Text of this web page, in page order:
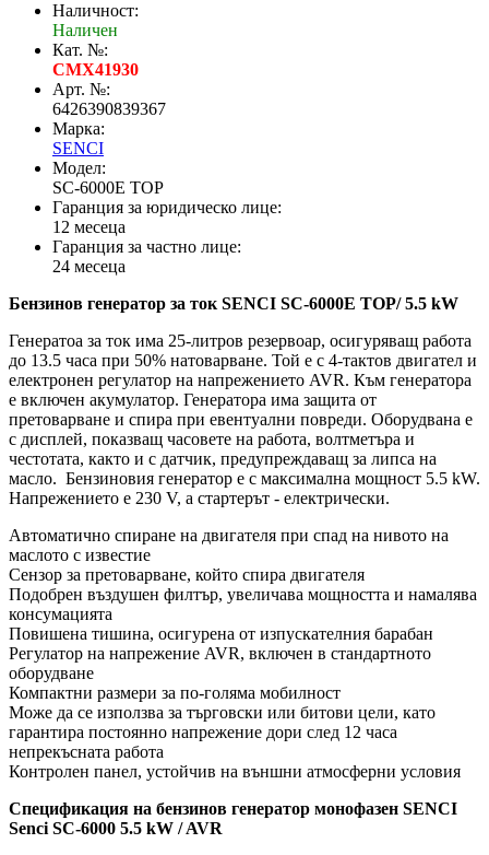
Наличност:
Наличен
Кат. №:
CMX41930
Арт. №:
6426390839367
Марка:
SENCI
Модел:
SC-6000E TOP
Гаранция за юридическо лице:
12 месеца
Гаранция за частно лице:
24 месеца
Бензинов генератор за ток SENCI SC-6000E TOP/ 5.5 kW
Генератоа за ток има 25-литров резервоар, осигуряващ работа
до 13.5 часа при 50% натоварване. Той е с 4-тактов двигател и
електронен регулатор на напрежението AVR. Към генератора
е включен акумулатор. Генератора има защита от
претоварване и спира при евентуални повреди. Оборудвана е
с дисплей, показващ часовете на работа, волтметъра и
честотата, както и с датчик, предупреждаващ за липса на
масло. Бензиновия генератор е с максимална мощност 5.5 kW.
Напрежението е 230 V, а стартерът - електрически.
Автоматично спиране на двигателя при спад на нивото на
маслото с известие
Сензор за претоварване, който спира двигателя
Подобрен въздушен филтър, увеличава мощността и намалява
консумацията
Повишена тишина, осигурена от изпускателния барабан
Регулатор на напрежение AVR, включен в стандартното
оборудване
Компактни размери за по-голяма мобилност
Може да се използва за търговски или битови цели, като
гарантира постоянно напрежение дори след 12 часа
непрекъсната работа
Контролен панел, устойчив на външни атмосферни условия
Спецификация на бензинов генератор монофазен SENCI
Senci SC-6000 5.5 kW / AVR